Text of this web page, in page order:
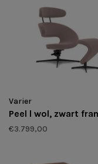
Varier
Peel l wol, zwart
€3.799,00